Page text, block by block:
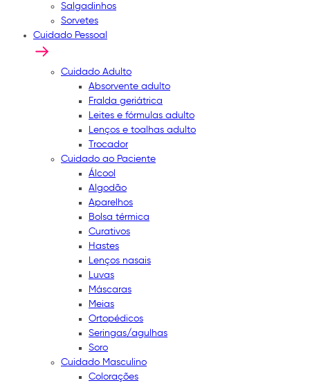
Salgadinhos
Sorvetes
Cuidado Pessoal
Cuidado Adulto
Absorvente adulto
Fralda geriátrica
Leites e fórmulas adulto
Lenços e toalhas adulto
Trocador
Cuidado ao Paciente
Álcool
Algodão
Aparelhos
Bolsa térmica
Curativos
Hastes
Lenços nasais
Luvas
Máscaras
Meias
Ortopédicos
Seringas/agulhas
Soro
Cuidado Masculino
Colorações